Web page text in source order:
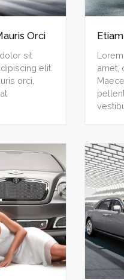
Orci
sit
elit.
orci,
amet,